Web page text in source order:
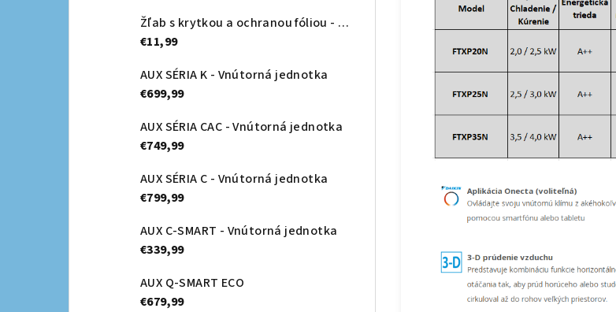
Žľab s krytkou a ochranou fóliou - Canalsplit 08
€11,99
AUX SÉRIA K - Vnútorná jednotka
€699,99
AUX SÉRIA CAC - Vnútorná jednotka
€749,99
AUX SÉRIA C - Vnútorná jednotka
€799,99
AUX C-SMART - Vnútorná jednotka
€339,99
AUX Q-SMART ECO
€679,99